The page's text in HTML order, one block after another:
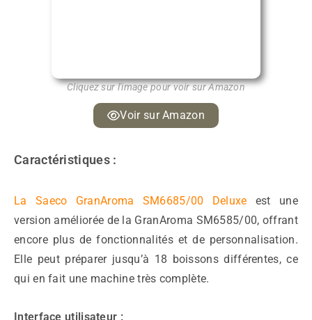
Cliquez sur l'image pour voir sur Amazon
Voir sur Amazon
Caractéristiques :
La Saeco GranAroma SM6685/00 Deluxe est une
version améliorée de la GranAroma SM6585/00, offrant
encore plus de fonctionnalités et de personnalisation.
Elle peut préparer jusqu’à 18 boissons différentes, ce
qui en fait une machine très complète.
Interface utilisateur :